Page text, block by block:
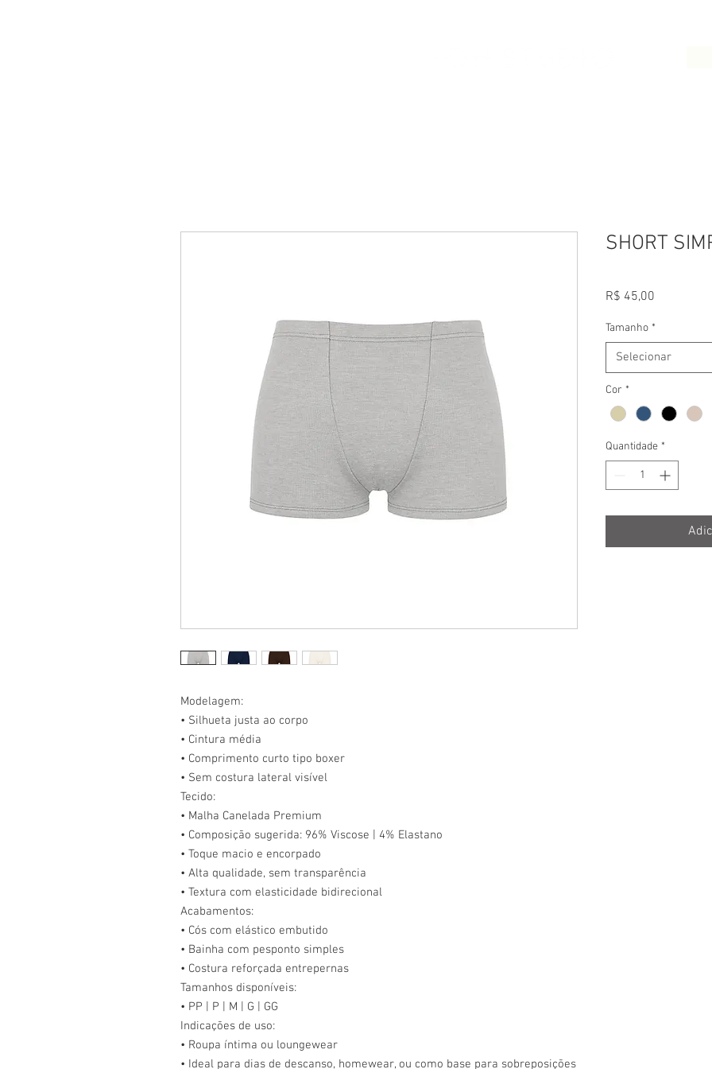
Modelagem:
• Silhueta justa ao corpo
• Cintura média
• Comprimento curto tipo boxer
• Sem costura lateral visível
Tecido:
• Malha Canelada Premium
• Composição sugerida: 96% Viscose | 4% Elastano
• Toque macio e encorpado
• Alta qualidade, sem transparência
• Textura com elasticidade bidirecional
Acabamentos:
• Cós com elástico embutido
• Bainha com pesponto simples
• Costura reforçada entrepernas
Tamanhos disponíveis:
• PP | P | M | G | GG
Indicações de uso:
• Roupa íntima ou loungewear
• Ideal para dias de descanso, homewear, ou como base para sobreposições
SHORT
R$ 45,00
Tamanho *
Selecionar
Cor *
Quantidade *